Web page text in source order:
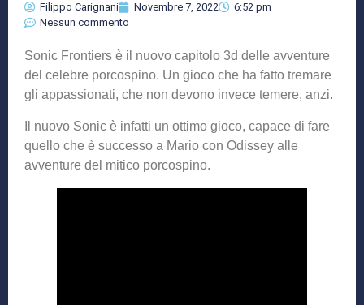
Filippo Carignani Novembre 7, 2022
6:52 pm
Nessun commento
Sonic Frontiers è il nuovo capitolo 3d delle avventure
del celebre porcospino. Un gioco che ha fatto tremare
gli appassionati, che non devono invece temere, anzi.
Il nuovo Sonic è infatti un ottimo gioco, capace di fare
quello che è successo a Mario con Odissey alle
avventure del mitico porcospino.